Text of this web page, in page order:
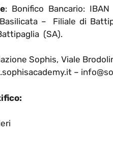
: Bonifico Bancario:
– Filiale di
(SA).
Sophis, Viale
–